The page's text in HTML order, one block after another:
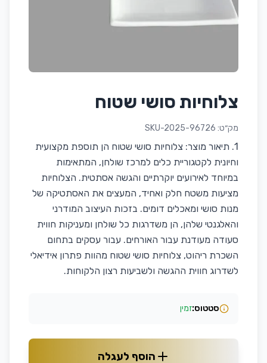
צלוחיות סושי שטוח
מק״ט: SKU-2025-96726
1. תיאור מוצר: צלוחיות סושי שטוח הן תוספת מקצועית
וחיונית לקטגוריית כלים למרכז שולחן, המתאימות
במיוחד לאירועים יוקרתיים והגשה אסתטית. הצלוחיות
מציעות משטח חלק ואחיד, המעצים את האסתטיקה של
מנות סושי ומאכלים דומים. בזכות העיצוב המודרני
והאלגנטי שלהן, הן משדרגות כל שולחן ומעניקות חווית
סעודה מעודנת עבור האורחים. עבור עסקים בתחום
השכרת ריהוט, צלוחיות סושי שטוח מהוות פתרון אידיאלי
לשדרוג חווית ההגשה ולשביעות רצון הלקוחות.
סטטוס:זמין
הוסף לעגלה